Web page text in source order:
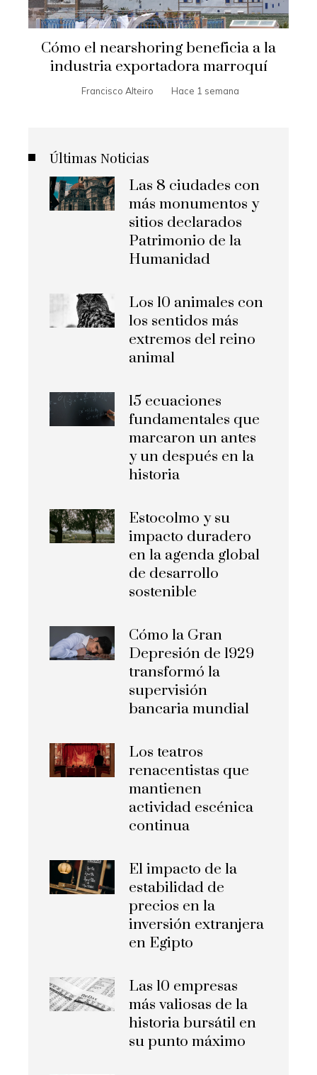
Cómo el nearshoring beneficia a la
industria exportadora marroquí
Francisco Alteiro Hace 1 semana
Últimas Noticias
Las 8 ciudades con
más monumentos y
sitios declarados
Patrimonio de la
Humanidad
Los 10 animales con
los sentidos más
extremos del reino
animal
15 ecuaciones
fundamentales que
marcaron un antes
y un después en la
historia
Estocolmo y su
impacto duradero
en la agenda global
de desarrollo
sostenible
Cómo la Gran
Depresión de 1929
transformó la
supervisión
bancaria mundial
Los teatros
renacentistas que
mantienen
actividad escénica
continua
El impacto de la
estabilidad de
precios en la
inversión extranjera
en Egipto
Las 10 empresas
más valiosas de la
historia bursátil en
su punto máximo